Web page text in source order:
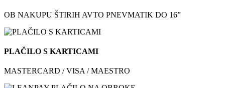
OB NAKUPU ŠTIRIH AVTO PNEVMATIK DO 16”
PLAČILO S KARTICAMI
MASTERCARD / VISA / MAESTRO